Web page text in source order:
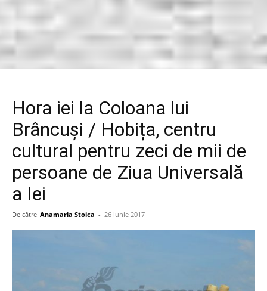
Hora iei la Coloana lui
Brâncuși / Hobița, centru
cultural pentru zeci de mii de
persoane de Ziua Universală
a Iei
De către Anamaria Stoica - 26 iunie 2017